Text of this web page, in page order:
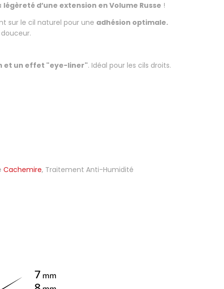
légèreté d’une extension en Volume Russe !
sur le cil naturel pour une adhésion optimale.
et un effet "eye-liner". Idéal pour les cils droits.
Cachemire, Traitement Anti-Humidité